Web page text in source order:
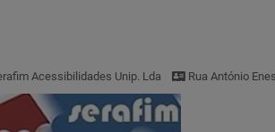
Acessibilidades Unip. Lda Rua António